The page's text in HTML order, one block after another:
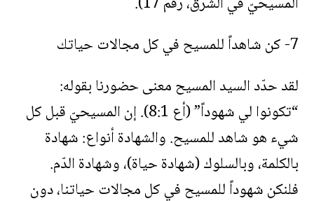
7- كن شاهداً للمسيح في كل مجالات حياتك
لقد حدّد السيد المسيح معنى حضورنا بقوله:
“تكونوا لي شهوداً” (أع 8:1). إن المسيحيّ قبل كل
شيء هو شاهد للمسيح. والشهادة أنواع: شهادة
بالكلمة، وبالسلوك (شهادة حياة)، وشهادة الدّم.
فلنكن شهوداً للمسيح في كل مجالات حياتنا، دون